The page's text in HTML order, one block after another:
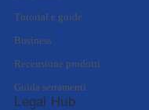
Tutorial e guide
Business
Recensione prodotti
Guida serramenti
Legal Hub